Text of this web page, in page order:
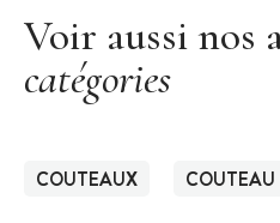
Voir aussi nos
catégories
COUTEAUX